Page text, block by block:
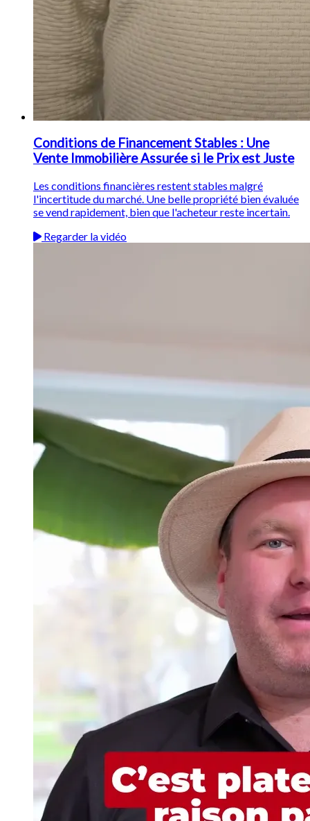
Conditions de Financement Stables : Une
Vente Immobilière Assurée si le Prix est Juste
Les conditions financières restent stables malgré
l'incertitude du marché. Une belle propriété bien évaluée
se vend rapidement, bien que l'acheteur reste incertain.
Regarder la vidéo